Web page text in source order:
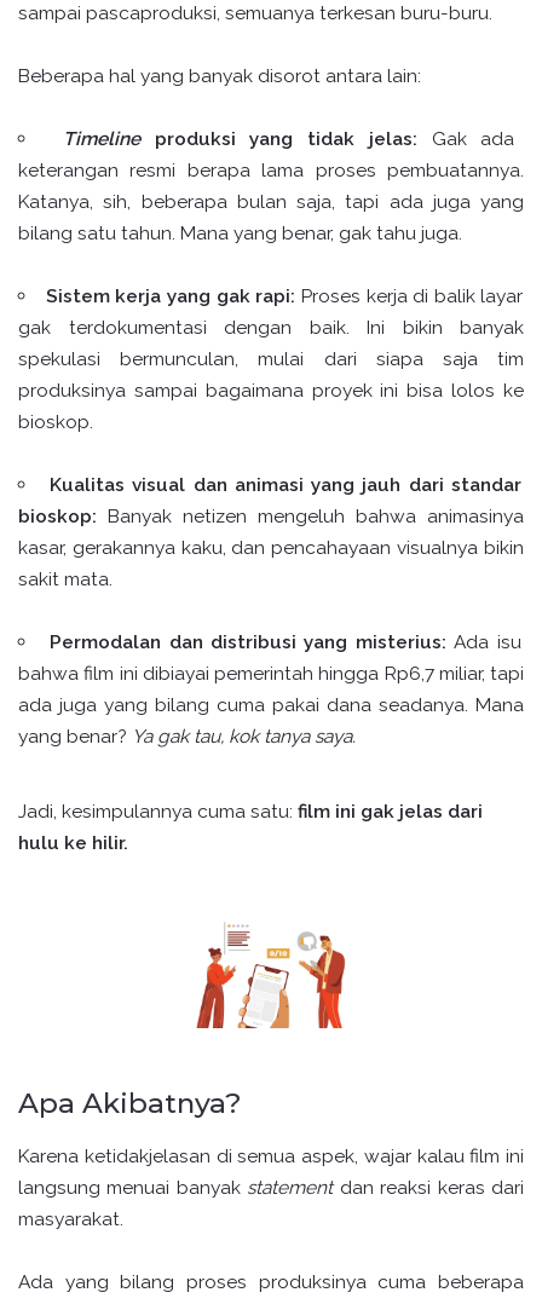
sampai pascaproduksi, semuanya terkesan buru-buru.
Beberapa hal yang banyak disorot antara lain:
Timelineproduksi yang tidak jelas: Gak ada
keterangan resmi berapa lama proses pembuatannya.
Katanya, sih, beberapa bulan saja, tapi ada juga yang
bilang satu tahun. Mana yang benar, gak tahu juga.
Sistem kerja yang gak rapi: Proses kerja di balik layar
gak terdokumentasi dengan baik. Ini bikin banyak
spekulasi bermunculan, mulai dari siapa saja tim
produksinya sampai bagaimana proyek ini bisa lolos ke
bioskop.
Kualitas visual dan animasi yang jauh dari standar
bioskop: Banyak netizen mengeluh bahwa animasinya
kasar, gerakannya kaku, dan pencahayaan visualnya bikin
sakit mata.
Permodalan dan distribusi yang misterius: Ada isu
bahwa film ini dibiayai pemerintah hingga Rp6,7 miliar, tapi
ada juga yang bilang cuma pakai dana seadanya. Mana
yang benar? Ya gak tau, kok tanya saya.
Jadi, kesimpulannya cuma satu: film ini gak jelas dari
hulu ke hilir.
Apa Akibatnya?
Karena ketidakjelasan di semua aspek, wajar kalau film ini
langsung menuai banyak statementdan reaksi keras dari
masyarakat.
Ada yang bilang proses produksinya cuma beberapa